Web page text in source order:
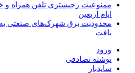
ممنوعیت رجیستری تلفن همراه و
ایام اربعین
محدودیت برق شهرک‌های صنعتی
یافت
ورود
نوشته تصادفی
سایدبار